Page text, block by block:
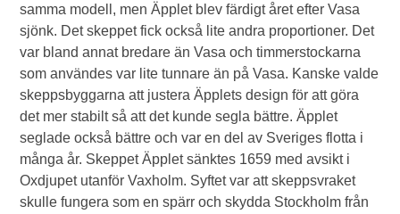
samma modell, men Äpplet blev färdigt året efter Vasa
sjönk. Det skeppet fick också lite andra proportioner. Det
var bland annat bredare än Vasa och timmerstockarna
som användes var lite tunnare än på Vasa. Kanske valde
skeppsbyggarna att justera Äpplets design för att göra
det mer stabilt så att det kunde segla bättre. Äpplet
seglade också bättre och var en del av Sveriges flotta i
många år. Skeppet Äpplet sänktes 1659 med avsikt i
Oxdjupet utanför Vaxholm. Syftet var att skeppsvraket
skulle fungera som en spärr och skydda Stockholm från